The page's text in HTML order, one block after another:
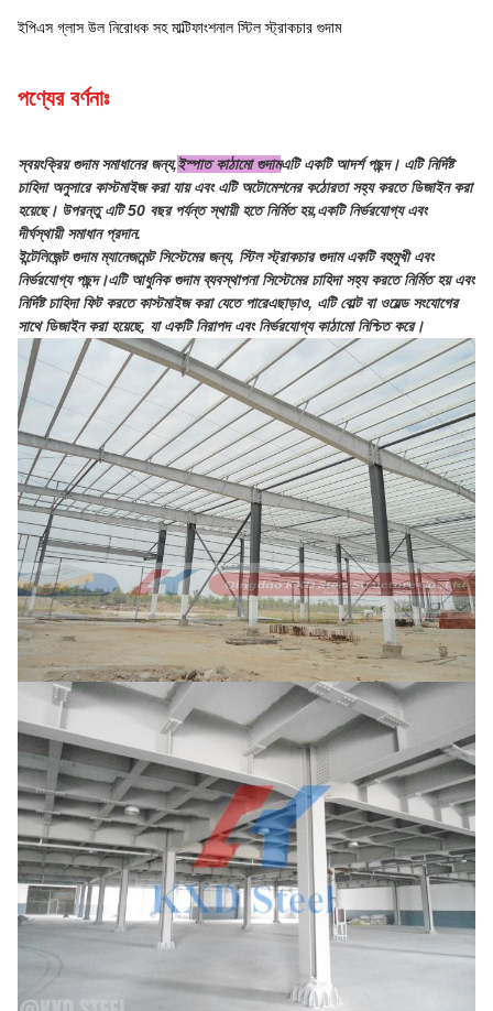
ইপিএস গ্লাস উল নিরোধক সহ মাল্টিফাংশনাল স্টিল স্ট্রাকচার গুদাম
পণ্যের বর্ণনাঃ
স্বয়ংক্রিয় গুদাম সমাধানের জন্য,ইস্পাত কাঠামো গুদামএটি একটি আদর্শ পছন্দ। এটি নির্দিষ্ট
চাহিদা অনুসারে কাস্টমাইজ করা যায় এবং এটি অটোমেশনের কঠোরতা সহ্য করতে ডিজাইন করা
হয়েছে। উপরন্তু এটি 50 বছর পর্যন্ত স্থায়ী হতে নির্মিত হয়,একটি নির্ভরযোগ্য এবং
দীর্ঘস্থায়ী সমাধান প্রদান.
ইন্টেলিজেন্ট গুদাম ম্যানেজমেন্ট সিস্টেমের জন্য, স্টিল স্ট্রাকচার গুদাম একটি বহুমুখী এবং
নির্ভরযোগ্য পছন্দ।এটি আধুনিক গুদাম ব্যবস্থাপনা সিস্টেমের চাহিদা সহ্য করতে নির্মিত হয় এবং
নির্দিষ্ট চাহিদা ফিট করতে কাস্টমাইজ করা যেতে পারেএছাড়াও, এটি বোল্ট বা ওয়েল্ড সংযোগের
সাথে ডিজাইন করা হয়েছে, যা একটি নিরাপদ এবং নির্ভরযোগ্য কাঠামো নিশ্চিত করে।